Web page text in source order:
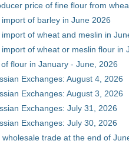
price of fine flour from
of barley in June 2026
of wheat and meslin in
of wheat or meslin flour in
flour in January - June, 2026
Exchanges: August 4, 2026
Exchanges: August 3, 2026
Exchanges: July 31, 2026
Exchanges: July 30, 2026
trade at the end of